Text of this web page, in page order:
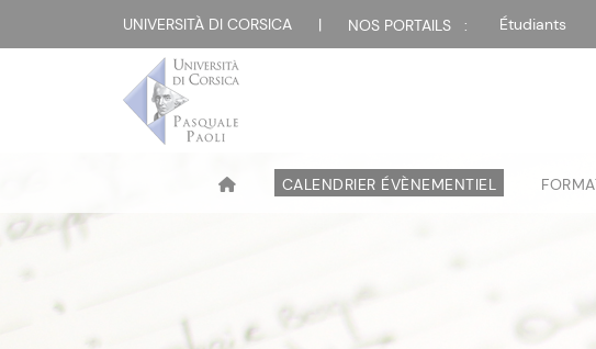
UNIVERSITÀ DI CORSICA | NOS PORTAILS : Étudiants
CALENDRIER ÉVÈNEMENTIEL